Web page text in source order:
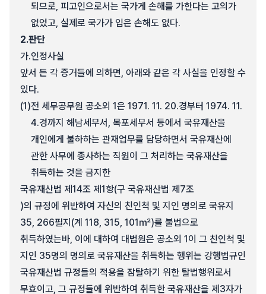
되므로, 피고인으로서는 국가게 손해를 가한다는 고의가
없었고, 실제로 국가가 입은 손해도 없다.
2.판단
가.인정사실
앞서 든 각 증거들에 의하면, 아래와 같은 각 사실을 인정할 수
있다.
(1)전 세무공무원 공소외 1은 1971. 11. 20.경부터 1974. 11.
4.경까지 해남세무서, 목포세무서 등에서 국유재산을
개인에게 불하하는 관재업무를 담당하면서 국유재산에
관한 사무에 종사하는 직원이 그 처리하는 국유재산을
취득하는 것을 금지한
국유재산법 제14조 제1항(구 국유재산법 제7조
)의 규정에 위반하여 자신의 친인척 및 지인 명의로 국유지
35, 266필지(계 118, 315, 101㎡)를 불법으로
취득하였는바, 이에 대하여 대법원은 공소외 1이 그 친인척 및
지인 35명의 명의로 국유재산을 취득하는 행위는 강행법규인
국유재산법 규정들의 적용을 잠탈하기 위한 탈법행위로서
무효이고, 그 규정들에 위반하여 취득한 국유재산을 제3자가